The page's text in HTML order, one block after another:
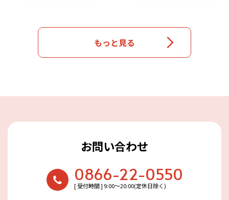
もっと見る
お問い合わせ
0866-22-0550
[ 受付時間 ] 9:00〜20:00(定休日除く)